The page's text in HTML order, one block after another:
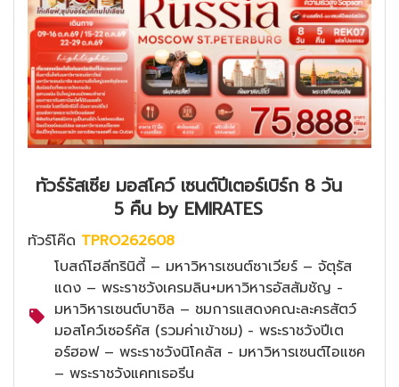
ทัวร์รัสเซีย มอสโคว์ เซนต์ปีเตอร์เบิร์ก 8 วัน
5 คืน by EMIRATES
ทัวร์โค๊ด TPRO262608
โบสถ์โฮลีทรินิตี้ – มหาวิหารเซนต์ซาเวียร์ – จัตุรัส
แดง – พระราชวังเครมลิน+มหาวิหารอัสสัมชัญ -
มหาวิหารเซนต์บาซิล – ชมการแสดงคณะละครสัตว์
มอสโคว์เซอร์คัส (รวมค่าเข้าชม) - พระราชวังปีเต
อร์ฮอฟ – พระราชวังนิโคลัส - มหาวิหารเซนต์ไอแซค
– พระราชวังแคทเธอรีน